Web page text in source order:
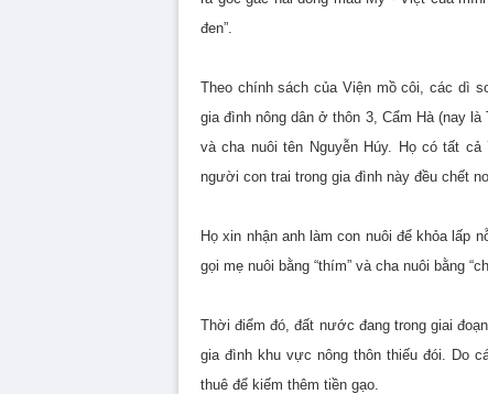
đen”.
Theo chính sách của Viện mồ côi, các dì
gia đình nông dân ở thôn 3, Cẩm Hà (nay
và cha nuôi tên Nguyễn Húy. Họ có tất
người con trai trong gia đình này đều chết
Họ xin nhận anh làm con nuôi để khỏa lấp
gọi mẹ nuôi bằng “thím” và cha nuôi bằng
Thời điểm đó, đất nước đang trong giai
gia đình khu vực nông thôn thiếu đói. Do
thuê để kiếm thêm tiền gạo.